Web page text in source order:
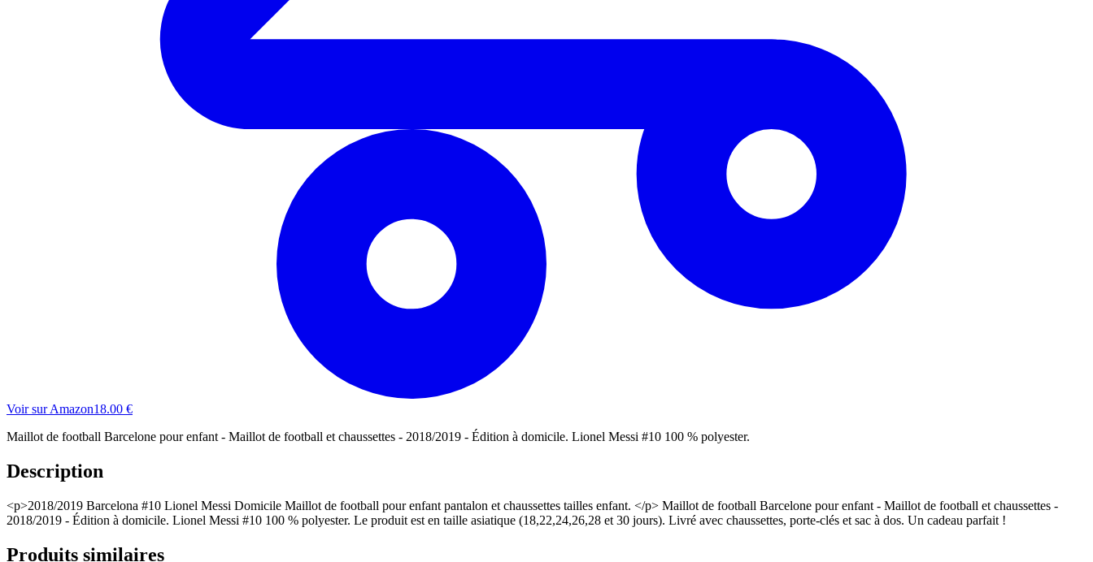
Voir sur Amazon18.00 €
Maillot de football Barcelone pour enfant - Maillot de football et chaussettes - 2018/2019 - Édition à domicile. Lionel Messi #10 100 % polyester.
Description
<p>2018/2019 Barcelona #10 Lionel Messi Domicile Maillot de football pour enfant pantalon et chaussettes tailles enfant. </p> Maillot de football Barcelone pour enfant - Maillot de football et chaussettes -
2018/2019 - Édition à domicile. Lionel Messi #10 100 % polyester. Le produit est en taille asiatique (18,22,24,26,28 et 30 jours). Livré avec chaussettes, porte-clés et sac à dos. Un cadeau parfait !
Produits similaires